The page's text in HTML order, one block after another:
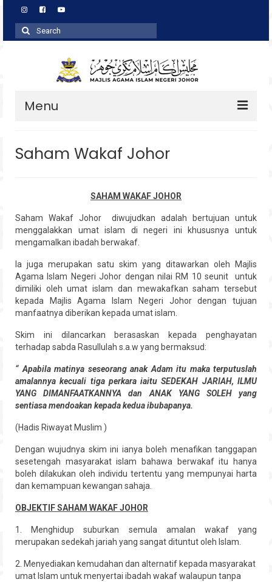
Search
for:
Menu
Wakaf
Baitulmal
Pembangunan Asnaf
Hubungi
Saham Wakaf Johor
SAHAM WAKAF JOHOR
Saham Wakaf Johor diwujudkan adalah bertujuan untuk
menggalakkan umat islam di negeri ini khususnya untuk
mengamalkan ibadah berwakaf.
Ia juga merupakan satu skim yang ditawarkan oleh Majlis
Agama Islam Negeri Johor dengan nilai RM 10 seunit untuk
dimiliki oleh umat islam dan mewakafkan saham tersebut
kepada Majlis Agama Islam Negeri Johor dengan tujuan
manfaatnya diberikan kepada umat islam.
Skim ini dilancarkan berasaskan kepada penghayatan
terhadap sabda Rasullulah s.a.w yang bermaksud:
“ Apabila matinya seseorang anak Adam itu maka terputuslah
amalannya kecuali tiga perkara iaitu SEDEKAH JARIAH, ILMU
YANG DIMANFAATKANNYA dan ANAK YANG SOLEH yang
sentiasa mendoakan kepada kedua ibubapanya.
(Hadis Riwayat Muslim )
Dengan wujudnya skim ini ianya boleh menafikan tanggapan
sesetengah masyarakat islam bahawa berwakaf itu hanya
boleh dilakukan oleh individu tertentu yang mempunyai harta
dan kemampuan kewangan sahaja.
OBJEKTIF SAHAM WAKAF JOHOR
1. Menghidup suburkan semula amalan wakaf yang
merupakan sedekah jariah yang sangat dituntut oleh Islam.
2. Menyediakan kemudahan dan alternatif kepada masyarakat
umat Islam untuk menyertai ibadah wakaf walaupun tanpa